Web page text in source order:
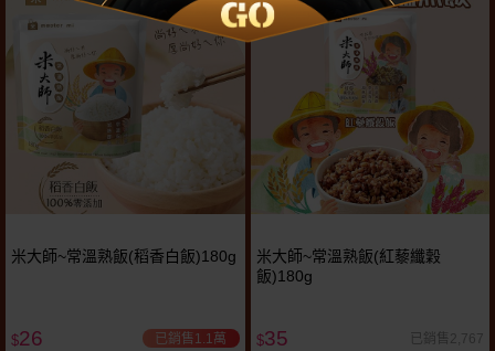
米大師~常溫熟飯(稻香白飯)180g
$26 已銷售1.1萬
米大師~常溫熟飯(紅藜纖穀
飯)180g
$35 已銷售2,767